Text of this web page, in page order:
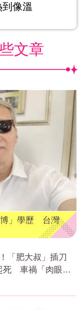
像溫
文章
博」學歷 台灣
「肥大叔」插刀
死 車禍「肉眼酒